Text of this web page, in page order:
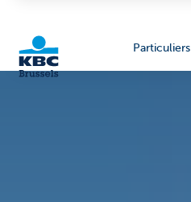
Particuliers